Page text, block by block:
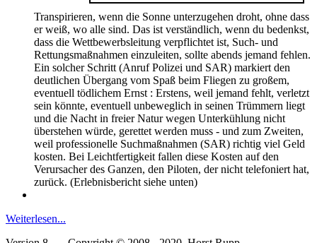
Transpirieren, wenn die Sonne unterzugehen droht, ohne dass
er weiß, wo alle sind. Das ist verständlich, wenn du bedenkst,
dass die Wettbewerbsleitung verpflichtet ist, Such- und
Rettungsmaßnahmen einzuleiten, sollte abends jemand fehlen.
Ein solcher Schritt (Anruf Polizei und SAR) markiert den
deutlichen Übergang vom Spaß beim Fliegen zu großem,
eventuell tödlichem Ernst : Erstens, weil jemand fehlt, verletzt
sein könnte, eventuell unbeweglich in seinen Trümmern liegt
und die Nacht in freier Natur wegen Unterkühlung nicht
überstehen würde, gerettet werden muss - und zum Zweiten,
weil professionelle Suchmaßnahmen (SAR) richtig viel Geld
kosten. Bei Leichtfertigkeit fallen diese Kosten auf den
Verursacher des Ganzen, den Piloten, der nicht telefoniert hat,
zurück. (Erlebnisbericht siehe unten)
Weiterlesen...